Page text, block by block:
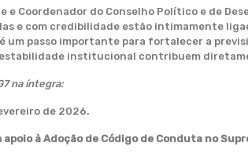
e Coordenador do Conselho Político e de
e com credibilidade estão intimamente
um passo importante para fortalecer a
institucional contribuem
na íntegra:
de 2026.
à Adoção de Código de Conduta no